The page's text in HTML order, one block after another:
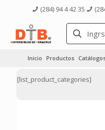
(284) 94 4 42 35
Inicio Productos
[list_product_categories]